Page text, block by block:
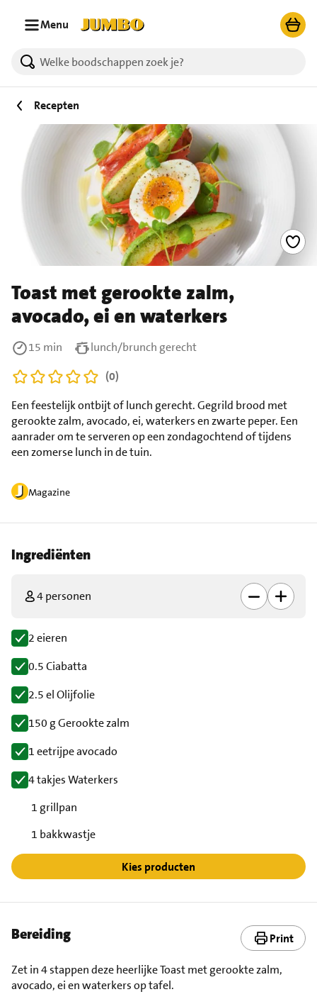
Menu
Recepten
Toast met gerookte zalm,
avocado, ei en waterkers
Magazine
Een feestelijk ontbijt of lunch gerecht. Gegrild brood met
gerookte zalm, avocado, ei, waterkers en zwarte peper. Een
aanrader om te serveren op een zondagochtend of tijdens
een zomerse lunch in de tuin.
15 min
lunch/brunch gerecht
(0)
Ingrediënten
4 personen
2 eieren
0.5 Ciabatta
2.5 el Olijfolie
150 g Gerookte zalm
1 eetrijpe avocado
4 takjes Waterkers
1 grillpan
1 bakkwastje
Kies producten
Bereiding Print
Zet in 4 stappen deze heerlijke Toast met gerookte zalm,
avocado, ei en waterkers op tafel.